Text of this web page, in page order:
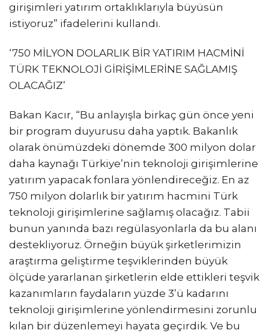
girişimleri yatırım ortaklıklarıyla büyüsün
istiyoruz” ifadelerini kullandı.
‘750 MİLYON DOLARLIK BİR YATIRIM HACMİNİ
TÜRK TEKNOLOJİ GİRİŞİMLERİNE SAĞLAMIŞ
OLACAĞIZ’
Bakan Kacır, “Bu anlayışla birkaç gün önce yeni
bir program duyurusu daha yaptık. Bakanlık
olarak önümüzdeki dönemde 300 milyon dolar
daha kaynağı Türkiye’nin teknoloji girişimlerine
yatırım yapacak fonlara yönlendireceğiz. En az
750 milyon dolarlık bir yatırım hacmini Türk
teknoloji girişimlerine sağlamış olacağız. Tabii
bunun yanında bazı regülasyonlarla da bu alanı
destekliyoruz. Örneğin büyük şirketlerimizin
araştırma geliştirme teşviklerinden büyük
ölçüde yararlanan şirketlerin elde ettikleri teşvik
kazanımların faydaların yüzde 3’ü kadarını
teknoloji girişimlerine yönlendirmesini zorunlu
kılan bir düzenlemeyi hayata geçirdik. Ve bu